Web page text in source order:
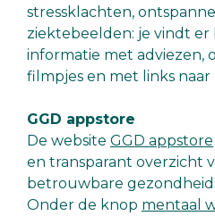
stressklachten,
ziektebeelden: je vindt
informatie met adviezen,
filmpjes en met links naar
GGD appstore
De website GGD appstore
en transparant overzicht
betrouwbare
Onder de knop mentaal